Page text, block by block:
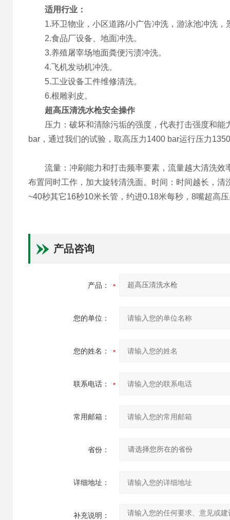
适用行业：
1.环卫物业，小区道路/小广告冲洗，游泳池冲洗，
2.食品厂设备、地面冲洗。
3.养殖屠宰场地面粪便污渍冲洗。
4.飞机发动机冲洗。
5.工业设备工件维修清洗。
6.根雕剥皮。
超高压清洗水枪安全操作
压力：破坏和清除污垢的强度，代表打击强度和能
bar，通过我们的试验，取高压力1400 bar运行压力
流量：冲刷能力和打击频率要素，流量越大清洗效
布置同时工作，加大旋转清洗面。时间：时间越长，
~40秒其它16秒10米长管，约进0.18米每秒，8嘴超高
产品咨询
产品：
您的单位：
您的姓名：
联系电话：
常用邮箱：
省份：
详细地址：
补充说明：